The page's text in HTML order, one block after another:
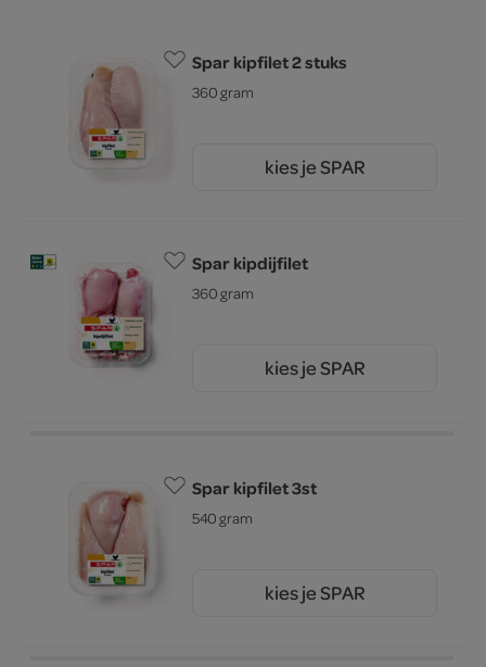
Spar kipfilet 2 stuks
360 gram
kies je SPAR
Spar kipdijfilet
360 gram
kies je SPAR
Spar kipfilet 3st
540 gram
kies je SPAR